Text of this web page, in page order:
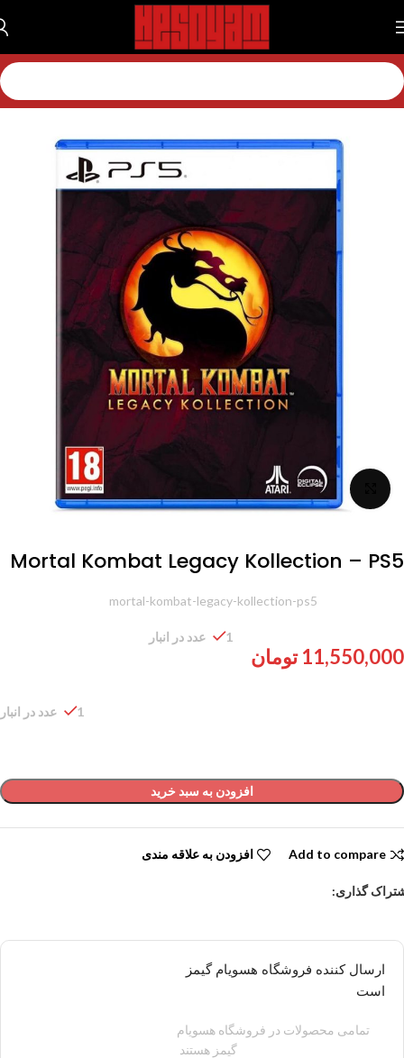
خانه بازی بازی پلی استیشن بازی پلی استیشن 5
برای بزرگنمایی کلیک کنید
Mortal Kombat Legacy Kollection – PS5
mortal-kombat-legacy-kollection-ps5
11,550,000 تومان
1 عدد در انبار
1 عدد در انبار
افزودن به سبد خرید
Add to compare افزودن به علاقه مندی
گذاری:
ارسال کننده فروشگاه هسویام گیمز
است
تمامی محصولات در فروشگاه هسویام
گیمز هستند